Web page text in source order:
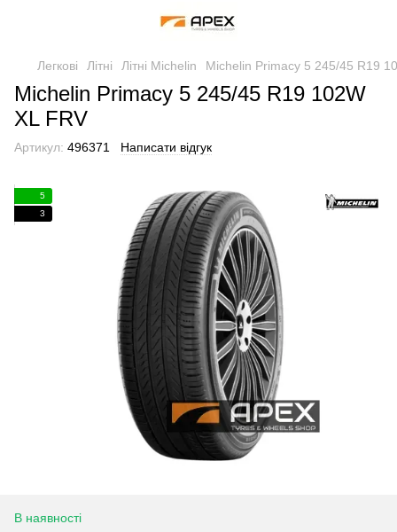
Легкові Літні Літні Michelin Michelin Primacy 5 245/45 R19
Michelin Primacy 5 245/45 R19 102W
XL FRV
Артикул: 496371 Написати відгук
5
3
В наявності